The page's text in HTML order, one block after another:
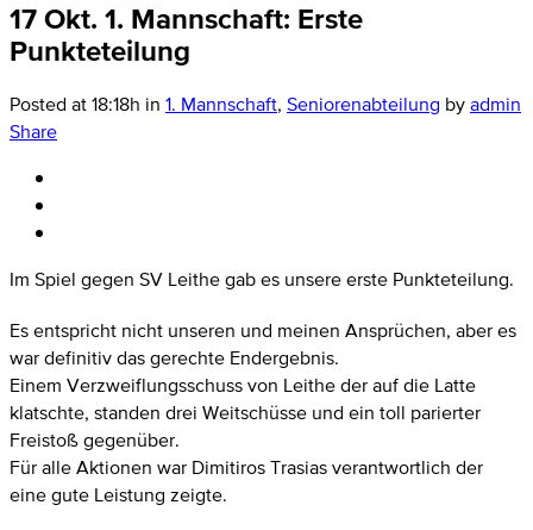
17 Okt. 1. Mannschaft: Erste
Punkteteilung
Posted at 18:18h in 1. Mannschaft, Seniorenabteilung byadmin
Share
Im Spiel gegen SV Leithe gab es unsere erste Punkteteilung.
Es entspricht nicht unseren und meinen Ansprüchen, aber es
war definitiv das gerechte Endergebnis.
Einem Verzweiflungsschuss von Leithe der auf die Latte
klatschte, standen drei Weitschüsse und ein toll parierter
Freistoß gegenüber.
Für alle Aktionen war Dimitiros Trasias verantwortlich der
eine gute Leistung zeigte.